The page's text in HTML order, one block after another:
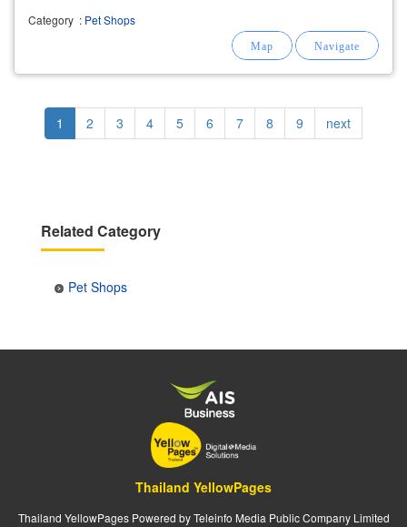
Category : Pet Shops
Pagination
Current
page
1 Page
2 Page
3 Page
4 Page
5 Page
6 Page
7 Page
8 Page
9
Next
page
next
Related Category
Pet Shops
Thailand YellowPages
Thailand YellowPages Powered by Teleinfo Media Public Company Limited